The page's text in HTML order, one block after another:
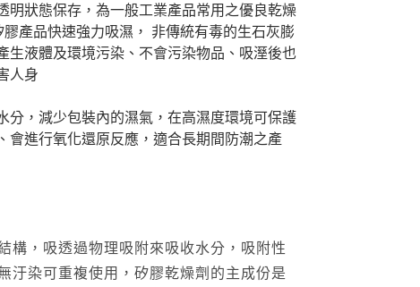
明狀態保存，為一般工業產品常用之優良乾燥
產品快速強力吸濕， 非傳統有毒的生石灰膨
生液體及環境污染、不會污染物品、吸溼後也
人身
分，減少包裝內的濕氣，在高濕度環境可保護
會進行氧化還原反應，適合長期間防潮之產
構，吸透過物理吸附來吸收水分，吸附性
汙染可重複使用，矽膠乾燥劑的主成份是